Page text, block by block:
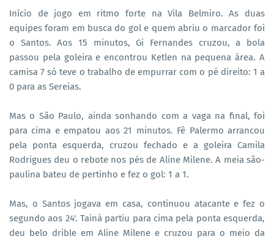
Início de jogo em ritmo forte na Vila Belmiro. As duas
equipes foram em busca do gol e quem abriu o marcador foi
o Santos. Aos 15 minutos, Gi Fernandes cruzou, a bola
passou pela goleira e encontrou Ketlen na pequena área. A
camisa 7 só teve o trabalho de empurrar com o pé direito: 1 a
0 para as Sereias.
Mas o São Paulo, ainda sonhando com a vaga na final, foi
para cima e empatou aos 21 minutos. Fê Palermo arrancou
pela ponta esquerda, cruzou fechado e a goleira Camila
Rodrigues deu o rebote nos pés de Aline Milene. A meia são-
paulina bateu de pertinho e fez o gol: 1 a 1.
Mas, o Santos jogava em casa, continuou atacante e fez o
segundo aos 24'. Tainá partiu para cima pela ponta esquerda,
deu belo drible em Aline Milene e cruzou para o meio da